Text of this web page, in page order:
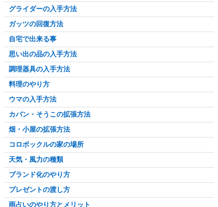
グライダーの入手方法
ガッツの回復方法
自宅で出来る事
思い出の品の入手方法
調理器具の入手方法
料理のやり方
ウマの入手方法
カバン・そうこの拡張方法
畑・小屋の拡張方法
コロボックルの家の場所
天気・風力の種類
ブランド化のやり方
プレゼントの渡し方
雨占いのやり方とメリット